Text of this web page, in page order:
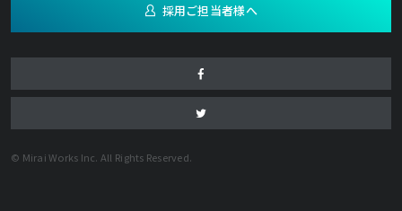
採用ご担当者様へ
© Mirai Works Inc. All Rights Reserved.